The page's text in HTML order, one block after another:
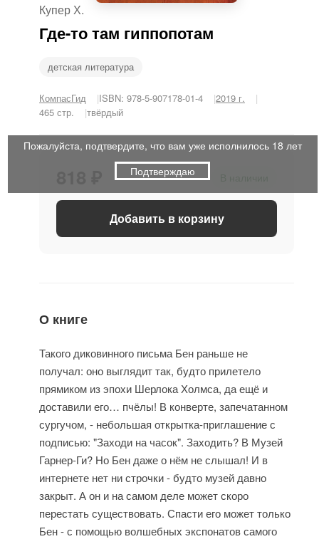
Купер Х.
Где-то там гиппопотам
детская литература
КомпасГид ISBN: 978-5-907178-01-4
2019 г.
465 стр.
твёрдый
Добавить в корзину
О книге
Такого диковинного письма Бен раньше не
получал: оно выглядит так, будто прилетело
прямиком из эпохи Шерлока Холмса, да ещё и
доставили его… пчёлы! В конверте, запечатанном
сургучом, - небольшая открытка-приглашение с
подписью: "Заходи на часок". Заходить? В Музей
Гарнер-Ги? Но Бен даже о нём не слышал! И в
интернете нет ни строчки - будто музей давно
закрыт. А он и на самом деле может скоро
перестать существовать. Спасти его может только
Бен - с помощью волшебных экспонатов самого
Пожалуйста, подтвердите, что вам уже исполнилось 18 лет
Подтверждаю